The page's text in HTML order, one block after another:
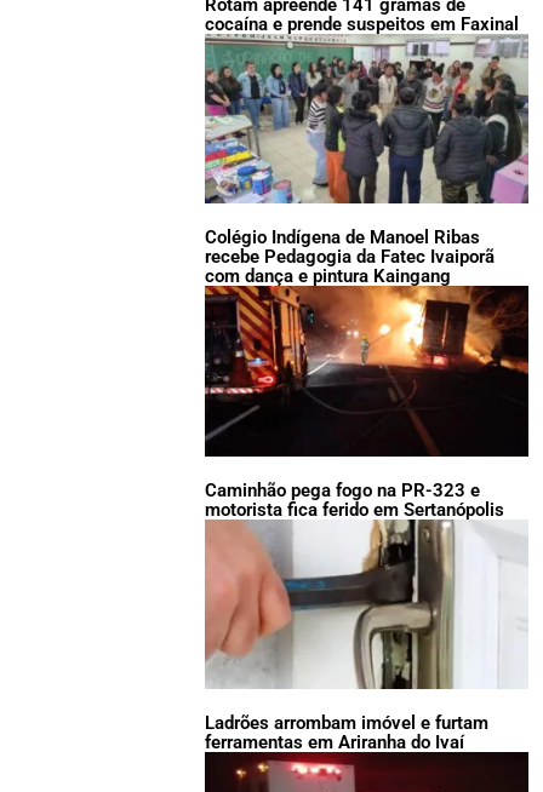
Rotam apreende 141 gramas de
cocaína e prende suspeitos em Faxinal
Colégio Indígena de Manoel Ribas
recebe Pedagogia da Fatec Ivaiporã
com dança e pintura Kaingang
Caminhão pega fogo na PR-323 e
motorista fica ferido em Sertanópolis
Ladrões arrombam imóvel e furtam
ferramentas em Ariranha do Ivaí